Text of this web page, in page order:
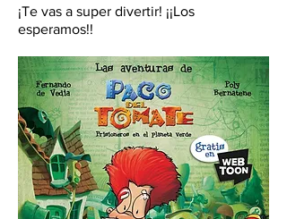
¡Te vas a super divertir! ¡¡Los
esperamos!!